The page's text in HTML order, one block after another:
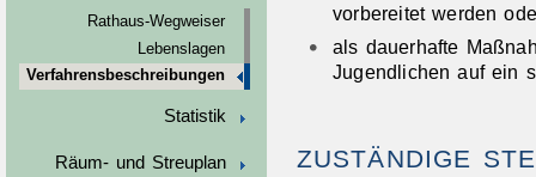
Rathaus-Wegweiser
Lebenslagen
Verfahrensbeschreibungen
Statistik
Räum- und Streuplan
vorbereitet werden
als dauerhafte
Jugendlichen auf ein
ZUSTÄNDIGE